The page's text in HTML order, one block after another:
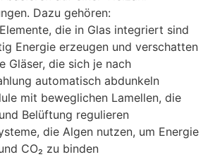
Dazu gehören:
die in Glas integriert sind
Energie erzeugen und verschatten
Gläser, die sich je nach
automatisch abdunkeln
mit beweglichen Lamellen, die
Belüftung regulieren
die Algen nutzen, um Energie
CO₂ zu binden